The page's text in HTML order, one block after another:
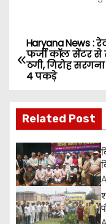
P
o
t
n
a
v
Haryana News :
फर्जी कॉल सेंटर से
ठगी, गिरोह
4 पकड़े
Related Post